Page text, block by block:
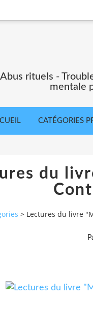
Abus rituels -
mentale
CATÉGORIES
du
> Lectures du livre